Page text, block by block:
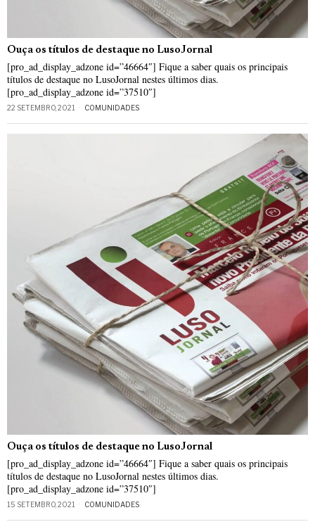
Ouça os títulos de destaque no LusoJornal
[pro_ad_display_adzone id=”46664″] Fique a saber quais os principais
títulos de destaque no LusoJornal nestes últimos dias.
[pro_ad_display_adzone id=”37510″]
22 SETEMBRO, 2021 COMUNIDADES
Ouça os títulos de destaque no LusoJornal
[pro_ad_display_adzone id=”46664″] Fique a saber quais os principais
títulos de destaque no LusoJornal nestes últimos dias.
[pro_ad_display_adzone id=”37510″]
15 SETEMBRO, 2021 COMUNIDADES